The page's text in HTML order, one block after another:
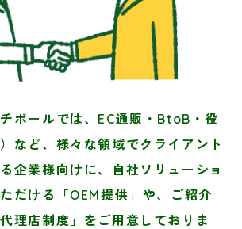
ボールでは、EC通販・BtoB・役
など、 様々な領域でクライアント
企業様向けに、
自社ソリューショ
だける「OEM提供」や、 ご紹介
理店制度」をご用意しておりま